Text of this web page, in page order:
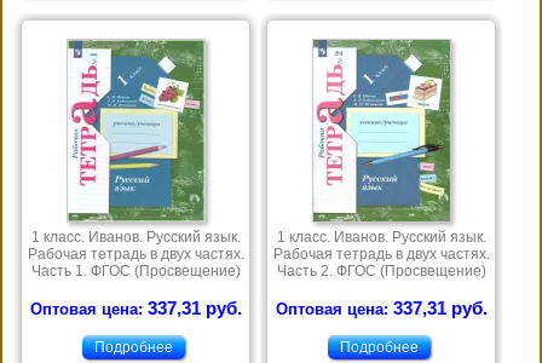
1 класс. Иванов. Русский язык.
Рабочая тетрадь в двух частях.
Часть 1. ФГОС (Просвещение)
Оптовая цена: 337,31 руб.
Подробнее
1 класс. Иванов. Русский язык.
Рабочая тетрадь в двух частях.
Часть 2. ФГОС (Просвещение)
Оптовая цена: 337,31 руб.
Подробнее